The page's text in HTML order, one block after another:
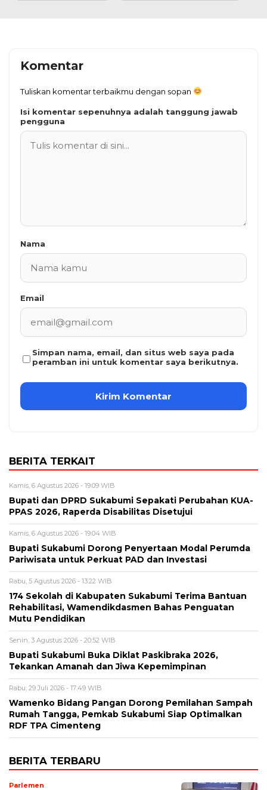
Komentar
Tuliskan komentar terbaikmu dengan sopan
Isi komentar sepenuhnya adalah tanggung jawab
pengguna
Nama
Email
Simpan nama, email, dan situs web saya pada
peramban ini untuk komentar saya berikutnya.
BERITA TERKAIT
Kamis, 6 Agustus 2026 - 19:09 WIB
Bupati dan DPRD Sukabumi Sepakati Perubahan KUA-
PPAS 2026, Raperda Disabilitas Disetujui
Kamis, 6 Agustus 2026 - 19:04 WIB
Bupati Sukabumi Dorong Penyertaan Modal Perumda
Pariwisata untuk Perkuat PAD dan Investasi
Rabu, 5 Agustus 2026 - 13:22 WIB
174 Sekolah di Kabupaten Sukabumi Terima Bantuan
Rehabilitasi, Wamendikdasmen Bahas Penguatan
Mutu Pendidikan
Senin, 3 Agustus 2026 - 20:52 WIB
Bupati Sukabumi Buka Diklat Paskibraka 2026,
Tekankan Amanah dan Jiwa Kepemimpinan
Rabu, 29 Juli 2026 - 17:49 WIB
Wamenko Bidang Pangan Dorong Pemilahan Sampah
Rumah Tangga, Pemkab Sukabumi Siap Optimalkan
RDF TPA Cimenteng
BERITA TERBARU
Parlemen